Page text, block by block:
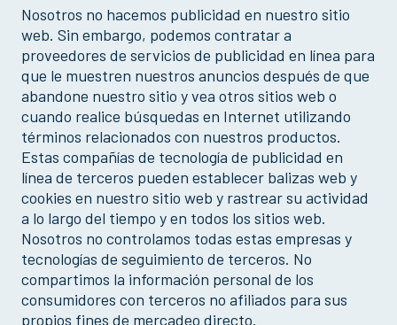
Nosotros no hacemos publicidad en nuestro sitio
web. Sin embargo, podemos contratar a
proveedores de servicios de publicidad en línea para
que le muestren nuestros anuncios después de que
abandone nuestro sitio y vea otros sitios web o
cuando realice búsquedas en Internet utilizando
términos relacionados con nuestros productos.
Estas compañías de tecnología de publicidad en
línea de terceros pueden establecer balizas web y
cookies en nuestro sitio web y rastrear su actividad
a lo largo del tiempo y en todos los sitios web.
Nosotros no controlamos todas estas empresas y
tecnologías de seguimiento de terceros. No
compartimos la información personal de los
consumidores con terceros no afiliados para sus
propios fines de mercadeo directo.